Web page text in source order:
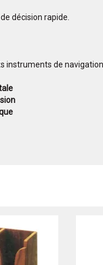
décision rapide.
instruments de